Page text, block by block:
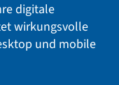
digitale
wirkungsvolle
und mobile